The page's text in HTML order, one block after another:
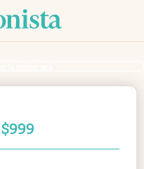
$999